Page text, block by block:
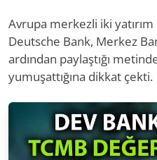
Avrupa merkezli iki yatırım
Deutsche Bank, Merkez
ardından paylaştığı
yumuşattığına dikkat çekti.